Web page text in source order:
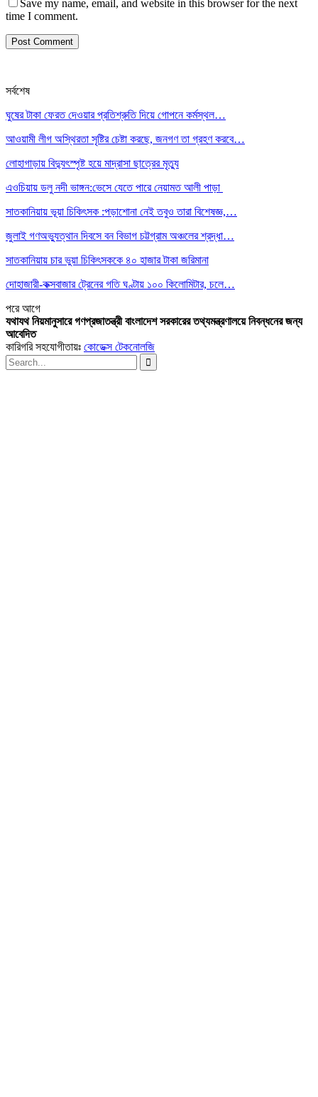
Save my name, email, and website in this browser for the next
time I comment.
সর্বশেষ
ঘুষের টাকা ফেরত দেওয়ার প্রতিশ্রুতি দিয়ে গোপনে কর্মস্থল…
আওয়ামী লীগ অস্থিরতা সৃষ্টির চেষ্টা করছে, জনগণ তা গ্রহণ করবে…
লোহাগাড়ায় বিদ্যুৎস্পৃষ্ট হয়ে মাদ্রাসা ছাত্রের মৃত্যু
এওচিয়ায় ডলু নদী ভাঙ্গন:ভেসে যেতে পারে নেয়ামত আলী পাড়া
সাতকানিয়ায় ভূয়া চিকিৎসক :পড়াশোনা নেই তবুও তারা বিশেষজ্ঞ,…
জুলাই গণঅভ্যুত্থান দিবসে বন বিভাগ চট্টগ্রাম অঞ্চলের শ্রদ্ধা…
সাতকানিয়ায় চার ভুয়া চিকিৎসককে ৪০ হাজার টাকা জরিমানা
দোহাজারী-কক্সবাজার ট্রেনের গতি ঘণ্টায় ১০০ কিলোমিটার, চলে…
পরেআগে
যথাযথ নিয়মানুসারে গণপ্রজাতন্ত্রী বাংলাদেশ সরকারের তথ্যমন্ত্রণালয়ে নিবন্ধনের জন্য
আবেদিত
কারিগরি সহযোগীতায়ঃ কোডেক্স টেকনোলজি